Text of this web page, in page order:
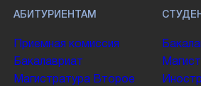
АБИТУРИЕНТАМ
Приемная комиссия
Бакалавриат
Магистратура Второе